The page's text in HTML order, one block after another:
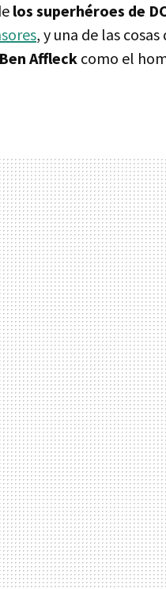
los superhéroes de
, y una de las cosas
Ben Affleck como el